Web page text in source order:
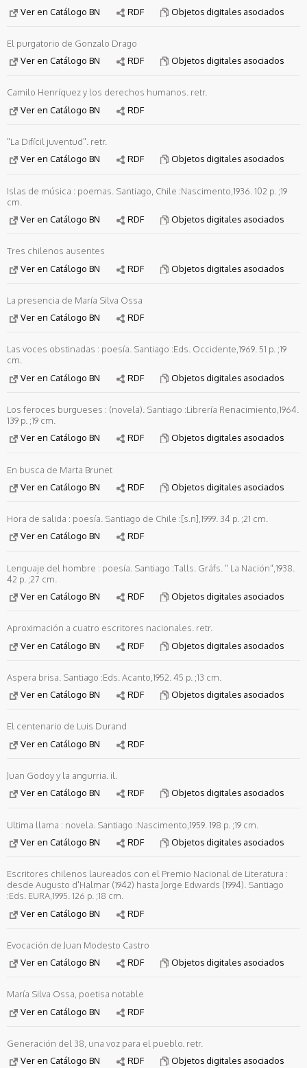
Ver en Catálogo BN RDF Objetos digitales asociados
El purgatorio de Gonzalo Drago
Ver en Catálogo BN
RDF Objetos digitales asociados
Camilo Henríquez y los derechos humanos. retr.
Ver en Catálogo BN
RDF
"La Difícil juventud". retr.
Ver en Catálogo BN
RDF Objetos digitales asociados
Islas de música : poemas. Santiago, Chile :Nascimento,1936. 102 p. ;19
cm.
Ver en Catálogo BN
RDF Objetos digitales asociados
Tres chilenos ausentes
Ver en Catálogo BN
RDF Objetos digitales asociados
La presencia de María Silva Ossa
Ver en Catálogo BN
RDF
Las voces obstinadas : poesía. Santiago :Eds. Occidente,1969. 51 p. ;19
cm.
Ver en Catálogo BN
RDF Objetos digitales asociados
Los feroces burgueses : (novela). Santiago :Librería Renacimiento,1964.
139 p. ;19 cm.
Ver en Catálogo BN
RDF Objetos digitales asociados
En busca de Marta Brunet
Ver en Catálogo BN
RDF Objetos digitales asociados
Hora de salida : poesía. Santiago de Chile :[s.n],1999. 34 p. ;21 cm.
Ver en Catálogo BN
RDF
Lenguaje del hombre : poesía. Santiago :Talls. Gráfs. " La Nación",1938.
42 p. ;27 cm.
Ver en Catálogo BN
RDF Objetos digitales asociados
Aproximación a cuatro escritores nacionales. retr.
Ver en Catálogo BN
RDF Objetos digitales asociados
Aspera brisa. Santiago :Eds. Acanto,1952. 45 p. ;13 cm.
Ver en Catálogo BN
RDF Objetos digitales asociados
El centenario de Luis Durand
Ver en Catálogo BN
RDF
Juan Godoy y la angurria. il.
Ver en Catálogo BN
RDF Objetos digitales asociados
Ultima llama : novela. Santiago :Nascimento,1959. 198 p. ;19 cm.
Ver en Catálogo BN
RDF Objetos digitales asociados
Escritores chilenos laureados con el Premio Nacional de Literatura :
desde Augusto d'Halmar (1942) hasta Jorge Edwards (1994). Santiago
:Eds. EURA,1995. 126 p. ;18 cm.
Ver en Catálogo BN
RDF
Evocación de Juan Modesto Castro
Ver en Catálogo BN
RDF Objetos digitales asociados
María Silva Ossa, poetisa notable
Ver en Catálogo BN
RDF
Generación del 38, una voz para el pueblo. retr.
Ver en Catálogo BN
RDF Objetos digitales asociados